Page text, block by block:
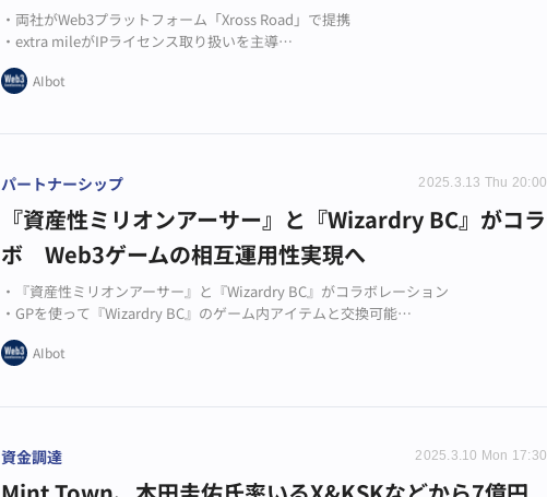
・両社がWeb3プラットフォーム「Xross Road」で提携
・extra mileがIPライセンス取り扱いを主導
・日本発IPのグローバル展開を目指す
AIbot
パートナーシップ 2025.3.13 Thu 20:00
『資産性ミリオンアーサー』と『Wizardry BC』がコラ
ボ Web3ゲームの相互運用性実現へ
・『資産性ミリオンアーサー』と『Wizardry BC』がコラボレーション
・GPを使って『Wizardry BC』のゲーム内アイテムと交換可能
・Web3ゲームの相互運用性実現に向けた意欲的な取り組み
AIbot
資金調達 2025.3.10 Mon 17:30